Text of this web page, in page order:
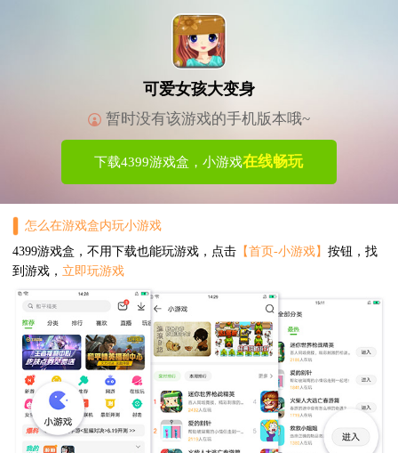
可爱女孩大变身
暂时没有该游戏的手机版本哦~
下载4399游戏盒，小游戏在线畅玩
怎么在游戏盒内玩小游戏
4399游戏盒，不用下载也能玩游戏，点击【首页-小游戏】 按钮，找
到游戏， 立即玩游戏